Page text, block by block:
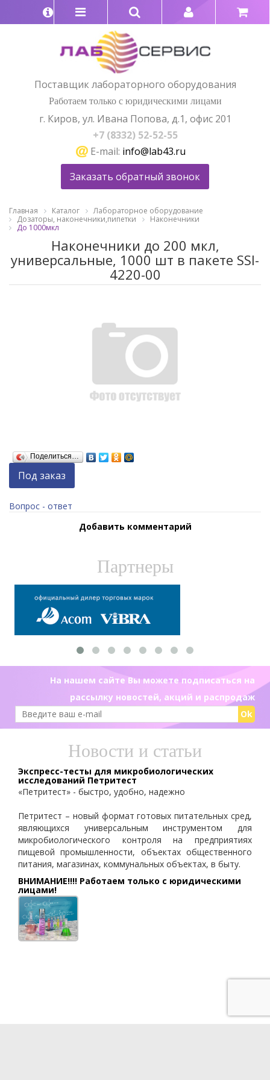
Поставщик лабораторного оборудования
Работаем только с юридическими лицами
г. Киров, ул. Ивана Попова, д.1, офис 201
+7 (8332) 52-52-55
E-mail: info@lab43.ru
Заказать обратный звонок
Главная Каталог
Лабораторное оборудование
Дозаторы, наконечники,пипетки
Наконечники
До 1000мкл
Наконечники до 200 мкл,
универсальные, 1000 шт в пакете SSI-
4220-00
Поделиться…
Под заказ
Вопрос - ответ
Добавить комментарий
Партнеры
На нашем сайте Вы можете подписаться на
рассылку новостей, акций и распродаж
Ok
Новости и статьи
Экспресс-тесты для микробиологических
исследований Петритест
«Петритест» - быстро, удобно, надежно
Петритест – новый формат готовых питательных сред,
являющихся универсальным инструментом для
микробиологического контроля на предприятиях
пищевой промышленности, объектах общественного
питания, магазинах, коммунальных объектах, в быту.
ВНИМАНИЕ!!!! Работаем только с юридическими
лицами!